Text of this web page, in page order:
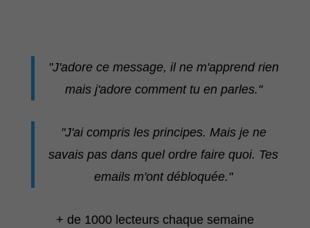
"J'adore ce message, il ne m'apprend rien
mais j'adore comment tu en parles."
"J'ai compris les principes. Mais je ne
savais pas dans quel ordre faire quoi. Tes
emails m'ont débloquée."
+ de 1000 lecteurs chaque semaine